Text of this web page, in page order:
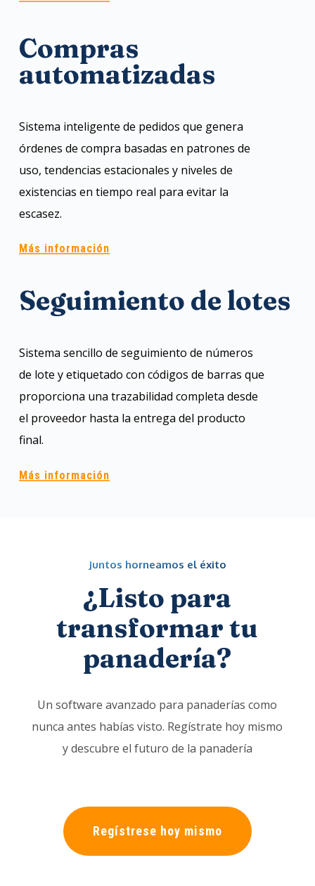
Compras
automatizadas
Sistema inteligente de pedidos que genera
órdenes de compra basadas en patrones de
uso, tendencias estacionales y niveles de
existencias en tiempo real para evitar la
escasez.
Más información
Seguimiento de lotes
Sistema sencillo de seguimiento de números
de lote y etiquetado con códigos de barras que
proporciona una trazabilidad completa desde
el proveedor hasta la entrega del producto
final.
Más información
Juntos horneamos el éxito
¿Listo para
transformar tu
panadería?
Un software avanzado para panaderías como
nunca antes habías visto. Regístrate hoy mismo
y descubre el futuro de la panadería
Regístrese hoy mismo